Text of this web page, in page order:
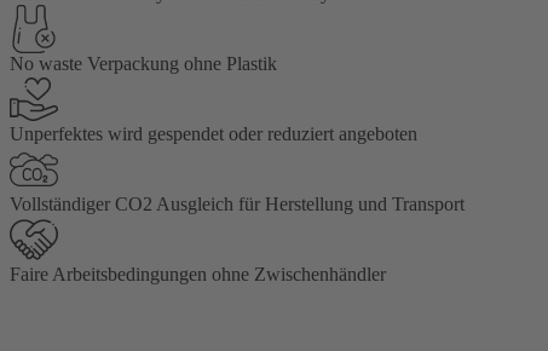
No waste Verpackung ohne Plastik
Unperfektes wird gespendet oder reduziert angeboten
Vollständiger CO2 Ausgleich für Herstellung und Transport
Faire Arbeitsbedingungen ohne Zwischenhändler